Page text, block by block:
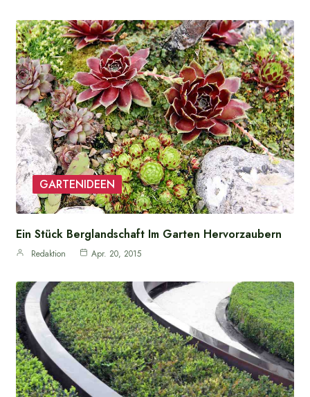
GARTENIDEEN
Ein Stück Berglandschaft Im Garten Hervorzaubern
Redaktion Apr. 20, 2015